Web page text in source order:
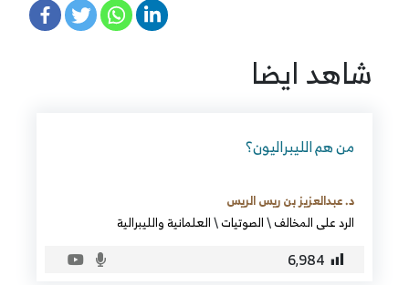
شاهد ايضا
من هم الليبراليون؟
د. عبدالعزيز بن ريس الريس
الرد على المخالف\الصوتيات\العلمانية والليبرالية
6٬984